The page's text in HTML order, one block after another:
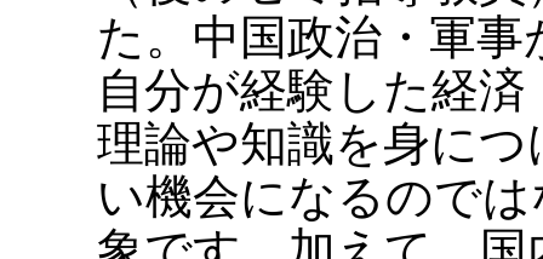
た。中国政治・軍
自分が経験した経
理論や知識を身に
い機会になるので